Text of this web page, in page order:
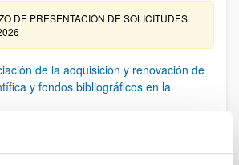
DE PRESENTACIÓN DE SOLICITUDES
de la adquisición y renovación de
y fondos bibliográficos en la